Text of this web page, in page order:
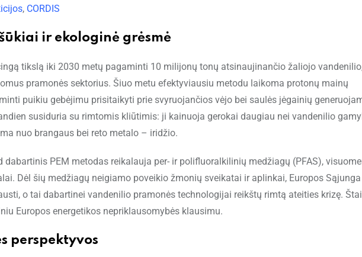
, CORDIS
ir ekologinė grėsmė
tikslą iki 2030 metų pagaminti 10 milijonų tonų atsinaujinančio žaliojo
pramonės sektorius. Šiuo metu efektyviausiu metodu laikoma protonų mainų
puikiu gebėjimu prisitaikyti prie svyruojančios vėjo bei saulės jėgainių
susiduria su rimtomis kliūtimis: ji kainuoja gerokai daugiau nei vandenilio
nuo brangaus bei reto metalo – iridžio.
PEM metodas reikalauja per- ir polifluoralkilinių medžiagų (PFAS),
Dėl šių medžiagų neigiamo poveikio žmonių sveikatai ir aplinkai, Europos
o tai dabartinei vandenilio pramonės technologijai reikštų rimtą ateities krizę.
Europos energetikos nepriklausomybės klausimu.
perspektyvos